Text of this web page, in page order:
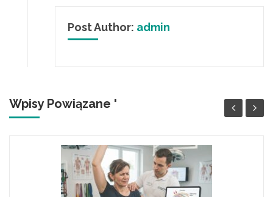
Post Author: admin
Wpisy Powiązane '